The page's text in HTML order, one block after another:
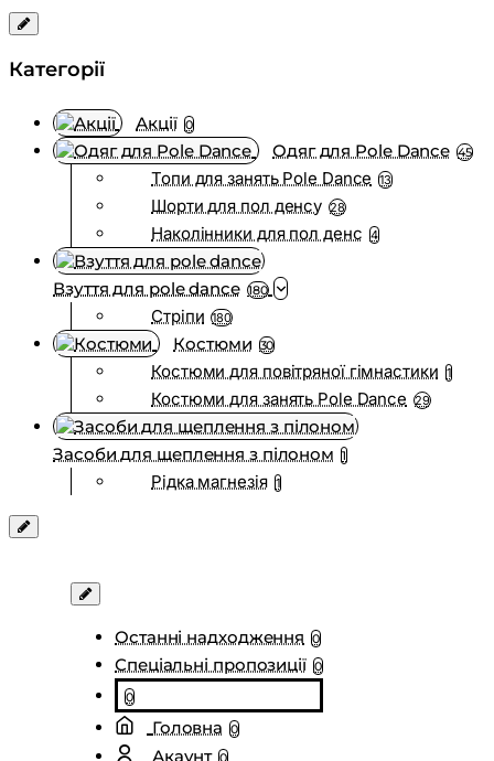
Категорії
Акції 0
Одяг для Pole Dance 45
Топи для занять Pole Dance 13
Шорти для пол денсу 28
Наколінники для пол денс 4
Взуття для pole dance 180
Стріпи 180
Костюми 30
Костюми для повітряної гімнастики 1
Костюми для занять Pole Dance 29
Засоби для щеплення з пілоном 1
Рідка магнезія 1
Останні надходження 0
Спеціальні пропозиції 0
0
Головна 0
Акаунт 0